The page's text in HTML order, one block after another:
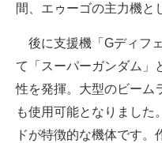
間、エゥーゴの主力機と
後に支援機「Gディフ
て「スーパーガンダム」
性を発揮。大型のビーム
も使用可能となりました
ドが特徴的な機体です。